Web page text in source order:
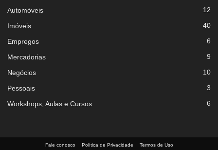
Automóveis 12
Imóveis 40
Empregos 6
Mercadorias 9
Negócios 10
Pessoais 3
Workshops, Aulas e Cursos 6
Fale conosco Política de Privacidade Termos de Uso